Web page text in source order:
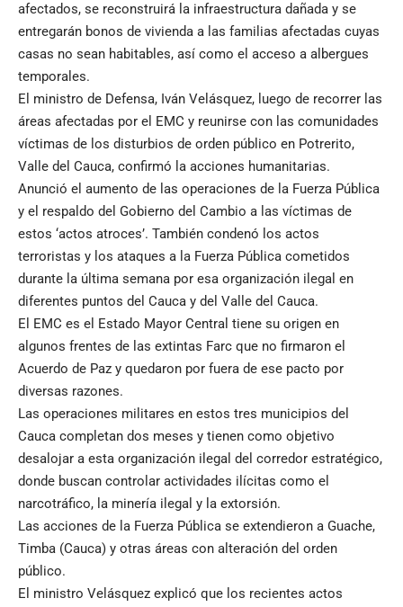
afectados, se reconstruirá la infraestructura dañada y se
entregarán bonos de vivienda a las familias afectadas cuyas
casas no sean habitables, así como el acceso a albergues
temporales.
El ministro de Defensa, Iván Velásquez, luego de recorrer las
áreas afectadas por el EMC y reunirse con las comunidades
víctimas de los disturbios de orden público en Potrerito,
Valle del Cauca, confirmó la acciones humanitarias.
Anunció el aumento de las operaciones de la Fuerza Pública
y el respaldo del Gobierno del Cambio a las víctimas de
estos ‘actos atroces’. También condenó los actos
terroristas y los ataques a la Fuerza Pública cometidos
durante la última semana por esa organización ilegal en
diferentes puntos del Cauca y del Valle del Cauca.
El EMC es el Estado Mayor Central tiene su origen en
algunos frentes de las extintas Farc que no firmaron el
Acuerdo de Paz y quedaron por fuera de ese pacto por
diversas razones.
Las operaciones militares en estos tres municipios del
Cauca completan dos meses y tienen como objetivo
desalojar a esta organización ilegal del corredor estratégico,
donde buscan controlar actividades ilícitas como el
narcotráfico, la minería ilegal y la extorsión.
Las acciones de la Fuerza Pública se extendieron a Guache,
Timba (Cauca) y otras áreas con alteración del orden
público.
El ministro Velásquez explicó que los recientes actos